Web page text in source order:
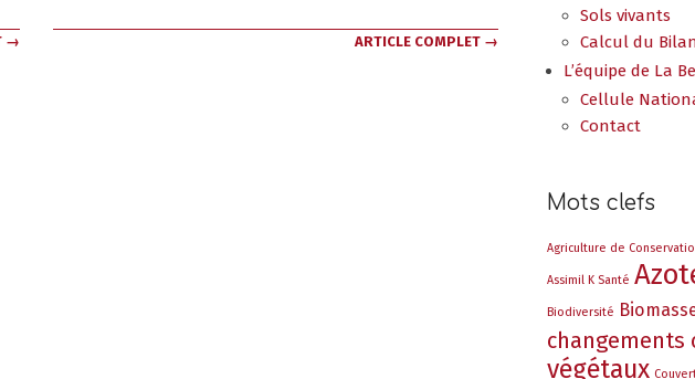
→ ARTICLE COMPLET →
Sols vivants
Calcul du
L’équipe de La
Cellule
Contact
Mots clefs
Agriculture de
Assimil K Santé
Biodiversité
changements
végétaux